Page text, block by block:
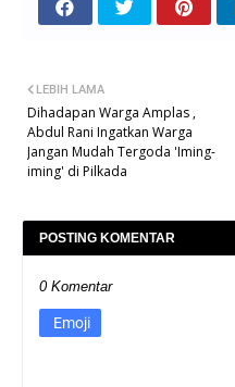
LEBIH LAMA
Dihadapan Warga Amplas ,
Abdul Rani Ingatkan Warga
Jangan Mudah Tergoda 'Iming-
iming' di Pilkada
POSTING KOMENTAR
0 Komentar
Emoji